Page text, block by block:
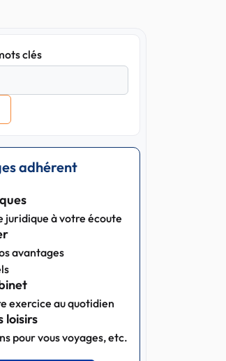
clés
adhérent
juridique à votre écoute
avantages
exercice au quotidien
loisirs
pour vous voyages, etc.